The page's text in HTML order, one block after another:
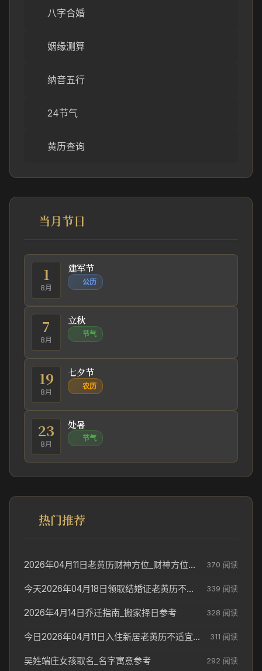
八字合婚
姻缘测算
纳音五行
24节气
黄历查询
当月节日
1
8月
建军节
公历
7
8月
立秋
节气
19
8月
七夕节
农历
23
8月
处暑
节气
热门推荐
2026年04月11日老黄历财神方位_财神方位与供奉讲究 370 阅读
今天2026年04月18日领取结婚证老黄历不适合吗_领证日期参考 339 阅读
2026年4月14日乔迁指南_搬家择日参考 328 阅读
今日2026年04月11日入住新居老黄历不适宜吗_搬家择日参考 311 阅读
吴姓端庄女孩取名_名字寓意参考 292 阅读